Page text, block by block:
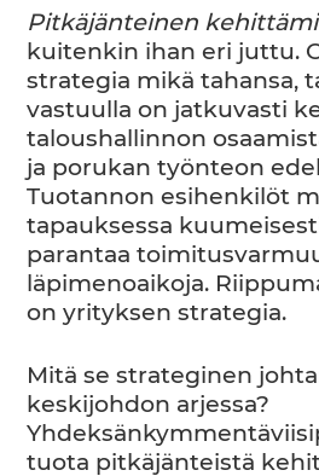
Pitkäjänteinen
kuitenkin ihan eri juttu.
strategia mikä tahansa,
vastuulla on jatkuvasti
taloushallinnon
ja porukan työnteon
Tuotannon esihenkilöt
tapauksessa
parantaa
läpimenoaikoja.
on yrityksen strategia.
Mitä se strateginen
keskijohdon arjessa?
tuota pitkäjänteistä